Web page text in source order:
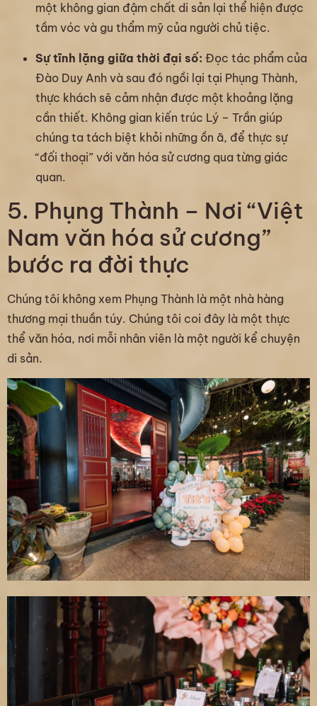
một không gian đậm chất di sản lại thể hiện được
tầm vóc và gu thẩm mỹ của người chủ tiệc.
Sự tĩnh lặng giữa thời đại số: Đọc tác phẩm của
Đào Duy Anh và sau đó ngồi lại tại Phụng Thành,
thực khách sẽ cảm nhận được một khoảng lặng
cần thiết. Không gian kiến trúc Lý – Trần giúp
chúng ta tách biệt khỏi những ồn ã, để thực sự
“đối thoại” với văn hóa sử cương qua từng giác
quan.
5. Phụng Thành – Nơi “Việt
Nam văn hóa sử cương”
bước ra đời thực
Chúng tôi không xem Phụng Thành là một nhà hàng
thương mại thuần túy. Chúng tôi coi đây là một thực
thể văn hóa, nơi mỗi nhân viên là một người kể chuyện
di sản.